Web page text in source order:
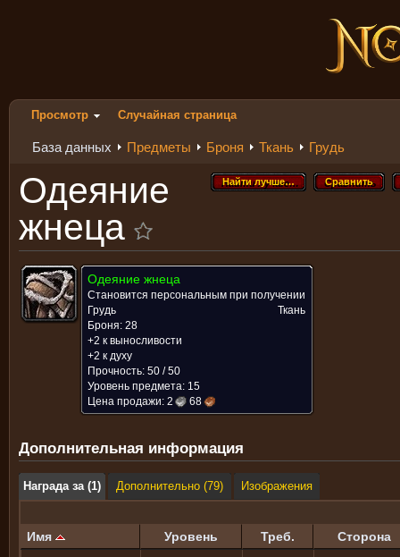
Просмотр Случайная страница
База данных Предметы Броня Ткань Грудь
Сравнить
Сравнить
Найти лучше…
Найти лучше…
Одеяние
жнеца
Одеяние жнеца
Становится персональным при получении
Грудь
Ткань
Броня: 28
+2 к выносливости
+2 к духу
Прочность: 50 / 50
Уровень предмета: 15
Цена продажи: 2 68
Дополнительная информация
Награда за (1) Дополнительно (79) Изображения
Имя Уровень Треб. Сторона